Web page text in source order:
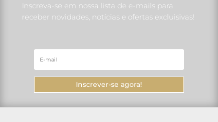
Inscreva-se em nossa lista de e-mails para
receber novidades, notícias e ofertas excluisivas!
Inscrever-se agora!